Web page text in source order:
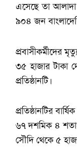
এসেছে তা
৯০৪ জন
প্রবাসীকর্মীদের
৩৫ হাজার টাকা
প্রতিষ্ঠানটি।
প্রতিষ্ঠানটির
৬৭ দশমিক ৪
সৌদি থেকে ৫